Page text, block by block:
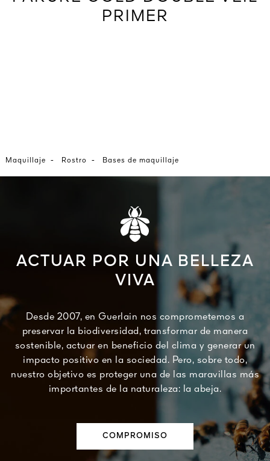
PRIMER
Maquillaje - Rostro - Bases de maquillaje
ACTUAR POR UNA BELLEZA
VIVA
Desde 2007, en Guerlain nos comprometemos a
preservar la biodiversidad, transformar de manera
sostenible, actuar en beneficio del clima y generar un
impacto positivo en la sociedad. Pero, sobre todo,
nuestro objetivo es proteger una de las maravillas más
importantes de la naturaleza: la abeja.
COMPROMISO